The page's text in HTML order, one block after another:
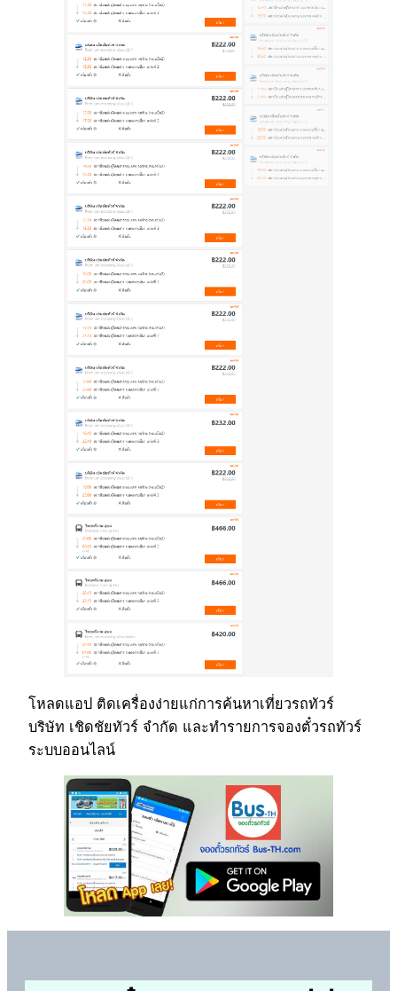
โหลดแอป ติดเครื่องง่ายแก่การค้นหาเที่ยวรถทัวร์
บริษัท เชิดชัยทัวร์ จำกัด และทำรายการจองตั๋วรถทัวร์
ระบบออนไลน์